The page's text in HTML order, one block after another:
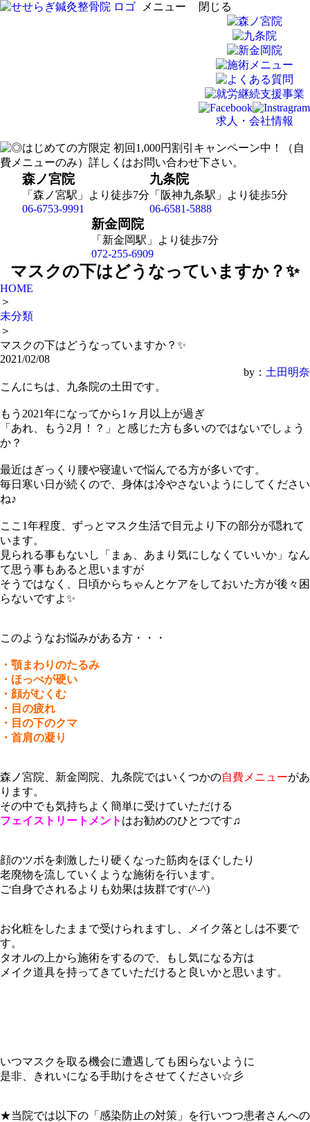
メニュー 閉じる
求人・会社情報
森ノ宮院
「森ノ宮駅」より徒歩7分
06-6753-9991
九条院
「阪神九条駅」より徒歩5分
06-6581-5888
新金岡院
「新金岡駅」より徒歩7分
072-255-6909
マスクの下はどうなっていますか？✨
HOME
＞
未分類
＞
マスクの下はどうなっていますか？✨
2021/02/08
by： 土田明奈
こんにちは、九条院の土田です。
もう2021年になってから1ヶ月以上が過ぎ
「あれ、もう2月！？」と感じた方も多いのではないでしょう
か？
最近はぎっくり腰や寝違いで悩んでる方が多いです。
毎日寒い日が続くので、身体は冷やさないようにしてください
ね♪
ここ1年程度、ずっとマスク生活で目元より下の部分が隠れて
います。
見られる事もないし「まぁ、あまり気にしなくていいか」なん
て思う事もあると思いますが
そうではなく、日頃からちゃんとケアをしておいた方が後々困
らないですよ✨
このようなお悩みがある方・・・
・顎まわりのたるみ
・ほっぺが硬い
・顔がむくむ
・目の疲れ
・目の下のクマ
・首肩の凝り
森ノ宮院、新金岡院、九条院ではいくつかの自費メニューがあ
ります。
その中でも気持ちよく簡単に受けていただける
フェイストリートメント はお勧めのひとつです♫
顔のツボを刺激したり硬くなった筋肉をほぐしたり
老廃物を流していくような施術を行います。
ご自身でされるよりも効果は抜群です(^-^)
お化粧をしたままで受けられますし、メイク落としは不要で
す。
タオルの上から施術をするので、もし気になる方は
メイク道具を持ってきていただけると良いかと思います。
いつマスクを取る機会に遭遇しても困らないように
是非、きれいになる手助けをさせてください☆彡
★当院では以下の「感染防止の対策」を行いつつ患者さんへの